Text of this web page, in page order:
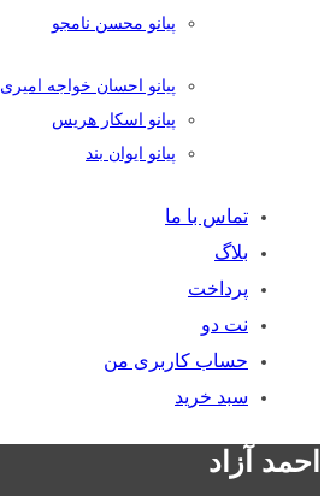
پیانو محسن نامجو
پیانو احسان خواجه امیری
پیانو اسکار هریس
پیانو ایوان بند
تماس با ما
بلاگ
پرداخت
نت دو
حساب کاربری من
سبد خرید
احمد آزاد